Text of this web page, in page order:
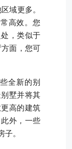
域更多。
高效。您
，类似于
面，您可
全新的别
墅并将其
高的建筑
外，一些
。